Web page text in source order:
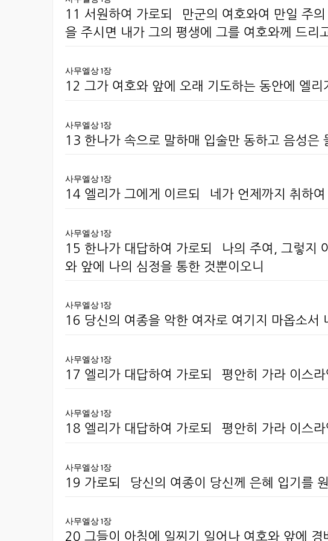
11 서원하여 가로되 `만군의 여호와여 만일 주
을 주시면 내가 그의 평생에 그를 여호와께 드리
사무엘상 1장
12 그가 여호와 앞에 오래 기도하는 동안에 엘리
사무엘상 1장
13 한나가 속으로 말하매 입술만 동하고 음성은
사무엘상 1장
14 엘리가 그에게 이르되 `네가 언제까지 취하
사무엘상 1장
15 한나가 대답하여 가로되 `나의 주여, 그렇지
와 앞에 나의 심정을 통한 것뿐이오니
사무엘상 1장
16 당신의 여종을 악한 여자로 여기지 마옵소서
사무엘상 1장
17 엘리가 대답하여 가로되 `평안히 가라 이스
사무엘상 1장
18 엘리가 대답하여 가로되 `평안히 가라 이스
사무엘상 1장
19 가로되 `당신의 여종이 당신께 은혜 입기를
사무엘상 1장
20 그들이 아침에 일찌기 일어나 여호와 앞에